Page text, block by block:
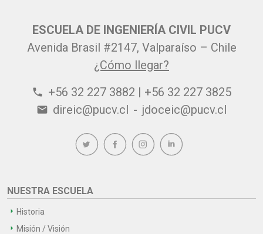
ESCUELA DE INGENIERÍA CIVIL PUCV
Avenida Brasil #2147, Valparaíso – Chile
¿Cómo llegar?
phone +56 32 227 3882 | +56 32 227 3825
email direic@pucv.cl - jdoceic@pucv.cl
NUESTRA ESCUELA
Historia
Misión / Visión